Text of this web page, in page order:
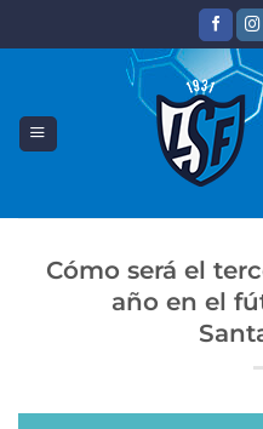
Cómo será el
año en el